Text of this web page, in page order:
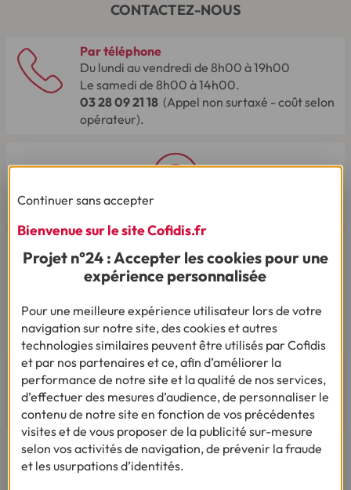
CONTACTEZ-NOUS
Par téléphone
Du lundi au vendredi de 8h00 à 19h00
Le samedi de 8h00 à 14h00.
03 28 09 21 18 (Appel non surtaxé - coût selon
opérateur).
Vous êtes sourd ou malentendant
Dialoguez par écrit ou en Langue Des Signes
Du lundi au vendredi de 9h à 12h et de 14h à
18h
AVIS ET TÉMOIGNAGES
Continuer sans accepter
Bienvenue sur le site Cofidis.fr
Projet n°24 : Accepter les cookies pour une
expérience personnalisée
Pour une meilleure expérience utilisateur lors de votre
navigation sur notre site, des cookies et autres
technologies similaires peuvent être utilisés par Cofidis
et par nos partenaires et ce, afin d’améliorer la
performance de notre site et la qualité de nos services,
d’effectuer des mesures d’audience, de personnaliser le
contenu de notre site en fonction de vos précédentes
visites et de vous proposer de la publicité sur-mesure
selon vos activités de navigation, de prévenir la fraude
et les usurpations d’identités.